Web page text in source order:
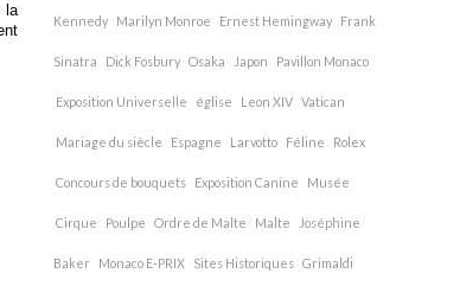
la
Kennedy Marilyn Monroe Ernest Hemingway Frank
Sinatra Dick Fosbury Osaka Japon Pavillon Monaco
Exposition Universelle église Leon XIV Vatican
Mariage du siècle Espagne Larvotto Féline Rolex
Concours de bouquets Exposition Canine Musée
Cirque Poulpe Ordre de Malte Malte Joséphine
Baker Monaco E-PRIX Sites Historiques Grimaldi